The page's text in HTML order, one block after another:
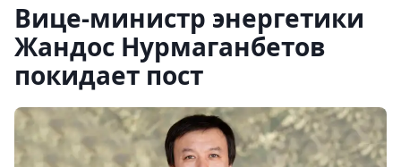
Вице-министр энергетики
Жандос Нурмаганбетов
покидает пост